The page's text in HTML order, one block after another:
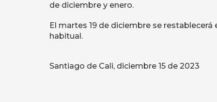
de diciembre y enero.
El martes 19 de diciembre se
habitual.
Santiago de Cali, diciembre 15 de 2023